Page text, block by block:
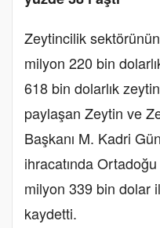
Zeytincilik
milyon 220 bin
618 bin dolarlık
paylaşan Zeytin ve
Başkanı M. Kadri
ihracatında
milyon 339 bin dolar
kaydetti.